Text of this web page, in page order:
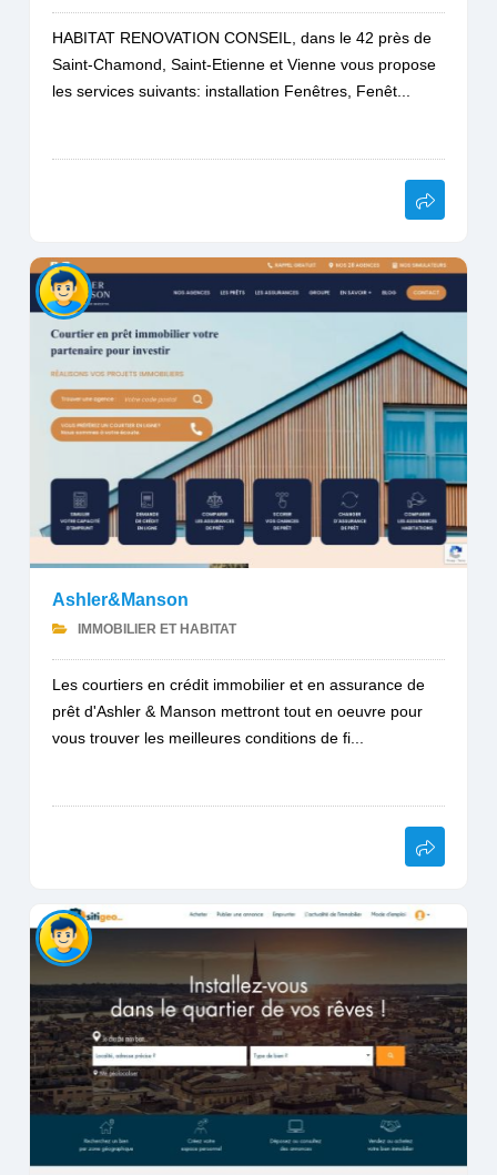
HABITAT RENOVATION CONSEIL, dans le 42 près de
Saint-Chamond, Saint-Etienne et Vienne vous propose
les services suivants: installation Fenêtres, Fenêt...
Ashler&Manson
IMMOBILIER ET HABITAT
Les courtiers en crédit immobilier et en assurance de
prêt d'Ashler & Manson mettront tout en oeuvre pour
vous trouver les meilleures conditions de fi...